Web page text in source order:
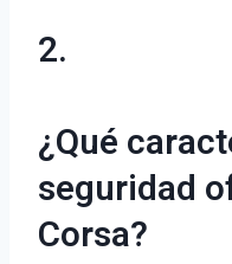
2.
¿Qué
seguridad
Corsa?